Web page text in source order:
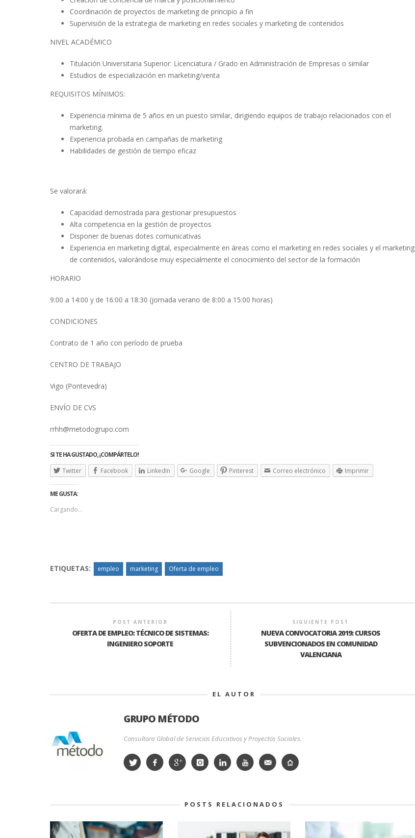
Coordinación de proyectos de marketing de principio a fin
Supervisión de la estrategia de marketing en redes sociales y marketing de contenidos
NIVEL ACADÉMICO
Titulación Universitaria Superior: Licenciatura / Grado en Administración de Empresas o similar
Estudios de especialización en marketing/venta
REQUISITOS MÍNIMOS:
Experiencia mínima de 5 años en un puesto similar, dirigiendo equipos de trabajo relacionados con el
marketing.
Experiencia probada en campañas de marketing
Habilidades de gestión de tiempo eficaz
Se valorará:
Capacidad demostrada para gestionar presupuestos
Alta competencia en la gestión de proyectos
Disponer de buenas dotes comunicativas
Experiencia en marketing digital, especialmente en áreas como el marketing en redes sociales y el marketing
de contenidos, valorándose muy especialmente el conocimiento del sector de la formación
HORARIO
9:00 a 14:00 y de 16:00 a 18:30 (jornada verano de 8:00 a 15:00 horas)
CONDICIONES
Contrato de 1 año con período de prueba
CENTRO DE TRABAJO
Vigo (Pontevedra)
ENVÍO DE CVS
rrhh@metodogrupo.com
SI TE HA GUSTADO, ¡COMPÁRTELO!
Twitter
Facebook LinkedIn Google Pinterest Correo electrónico Imprimir
ME GUSTA:
Cargando...
ETIQUETAS: empleo marketing Oferta de empleo
POST ANTERIOR
OFERTA DE EMPLEO: TÉCNICO DE SISTEMAS:
INGENIERO SOPORTE
SIGUIENTE POST
NUEVA CONVOCATORIA 2019: CURSOS
SUBVENCIONADOS EN COMUNIDAD
VALENCIANA
EL AUTOR
GRUPO MÉTODO
Consultora Global de Servicios Educativos y Proyectos Sociales.
POSTS RELACIONADOS